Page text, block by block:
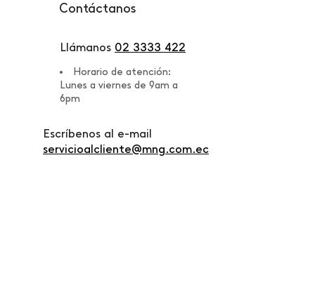
Contáctanos
Llámanos 02 3333 422
Horario de atención:
Lunes a viernes de 9am a
6pm
Escríbenos al e-mail
servicioalcliente@mng.com.ec